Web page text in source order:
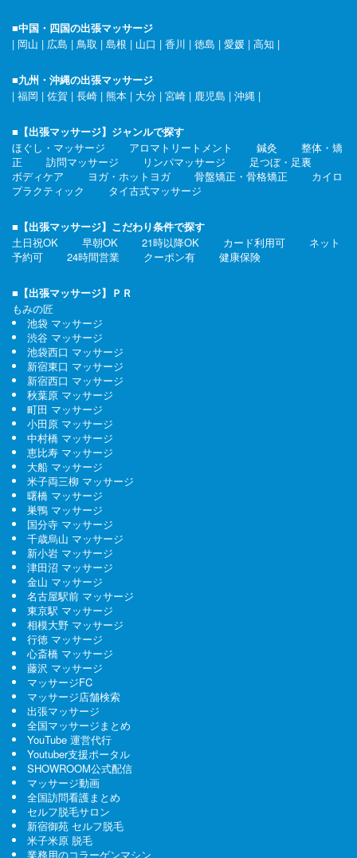
■中国・四国の出張マッサージ
| 岡山 | 広島 | 鳥取 | 島根 | 山口 | 香川 | 徳島 | 愛媛 | 高知 |
■九州・沖縄の出張マッサージ
| 福岡 | 佐賀 | 長崎 | 熊本 | 大分 | 宮崎 | 鹿児島 | 沖縄 |
■【出張マッサージ】ジャンルで探す
ほぐし・マッサージ
アロマトリートメント 鍼灸
整体・矯
正
訪問マッサージ リンパマッサージ
足つぼ・足裏
ボディケア
ヨガ・ホットヨガ 骨盤矯正・骨格矯正
カイロ
プラクティック
タイ古式マッサージ
■【出張マッサージ】こだわり条件で探す
土日祝OK
早朝OK 21時以降OK カード利用可
ネット
予約可
24時間営業 クーポン有 健康保険
■【出張マッサージ】ＰＲ
もみの匠
池袋 マッサージ
渋谷 マッサージ
池袋西口 マッサージ
新宿東口 マッサージ
新宿西口 マッサージ
秋葉原 マッサージ
町田 マッサージ
小田原 マッサージ
中村橋 マッサージ
恵比寿 マッサージ
大船 マッサージ
米子両三柳 マッサージ
曙橋 マッサージ
巣鴨 マッサージ
国分寺 マッサージ
千歳烏山 マッサージ
新小岩 マッサージ
津田沼 マッサージ
金山 マッサージ
名古屋駅前 マッサージ
東京駅 マッサージ
相模大野 マッサージ
行徳 マッサージ
心斎橋 マッサージ
藤沢 マッサージ
マッサージFC
マッサージ店舗検索
出張マッサージ
全国マッサージまとめ
YouTube 運営代行
Youtuber支援ポータル
SHOWROOM公式配信
マッサージ動画
全国訪問看護まとめ
セルフ脱毛サロン
新宿御苑 セルフ脱毛
米子米原 脱毛
業務用のコラーゲンマシン